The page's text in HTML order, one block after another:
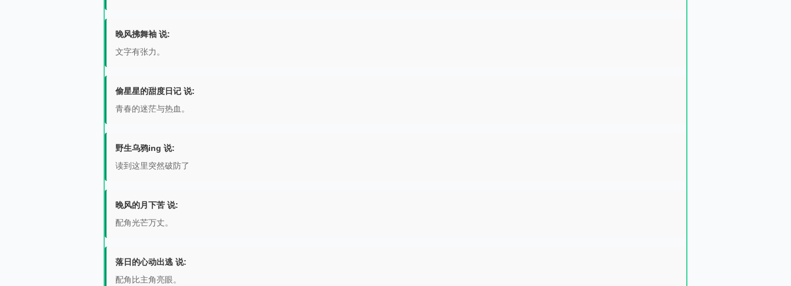
晚风拂舞袖 说:
文字有张力。
偷星星的甜度日记 说:
青春的迷茫与热血。
野生乌鸦ing 说:
读到这里突然破防了
晚风的月下苦 说:
配角光芒万丈。
落日的心动出逃 说:
配角比主角亮眼。